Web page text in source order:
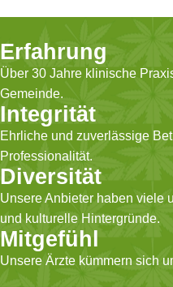
Erfahrung
Über 30 Jahre klinische
Gemeinde.
Integrität
Ehrliche und zuverlässige
Professionalität.
Diversität
Unsere Anbieter haben viele
und kulturelle Hintergründe.
Mitgefühl
Unsere Ärzte kümmern sich